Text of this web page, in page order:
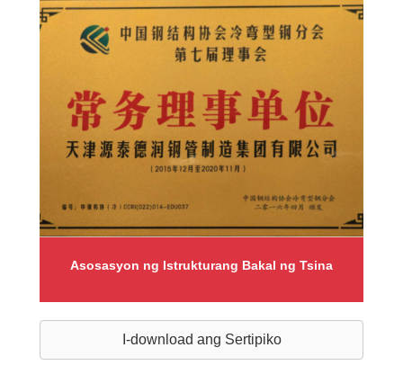
Asosasyon ng Istrukturang Bakal ng Tsina
I-download ang Sertipiko